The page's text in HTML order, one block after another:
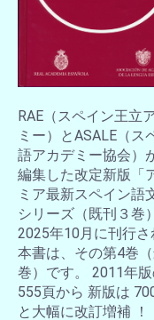
RAE（スペイン王立
ミー）とASALE（ス
語アカデミー協会）
編集した改定新版「
ミア最新スペイン語
シリーズ（既刊３巻
2025年10月に刊行さ
本書は、その第4巻
巻）です。 2011年
555頁から 新版は
と大幅に改訂増補 ！